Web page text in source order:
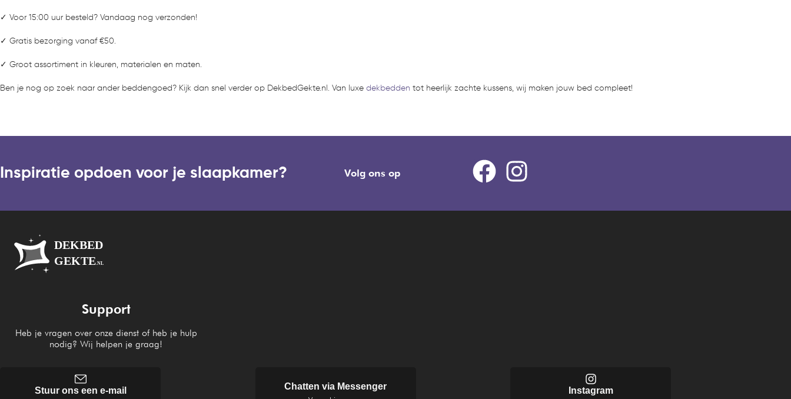
✓ Voor 15:00 uur besteld? Vandaag nog verzonden!
✓ Gratis bezorging vanaf €50.
✓ Groot assortiment in kleuren, materialen en maten.
Ben je nog op zoek naar ander beddengoed? Kijk dan snel verder op DekbedGekte.nl. Van luxe dekbedden tot heerlijk zachte kussens, wij maken jouw bed compleet!
Inspiratie opdoen voor je slaapkamer? Volg ons op
Support
Heb je vragen over onze dienst of heb je hulp
nodig? Wij helpen je graag!
Stuur ons een e-mail Chatten via Messenger Instagram